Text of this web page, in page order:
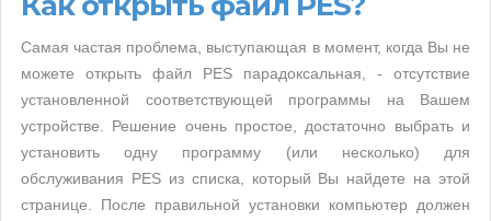
Самая частая проблема, выступающая в момент, когда Вы не
можете открыть файл PES парадоксальная, - отсутствие
установленной соответствующей программы на Вашем
устройстве. Решение очень простое, достаточно выбрать и
установить одну программу (или несколько) для
обслуживания PES из списка, который Вы найдете на этой
странице. После правильной установки компьютер должен